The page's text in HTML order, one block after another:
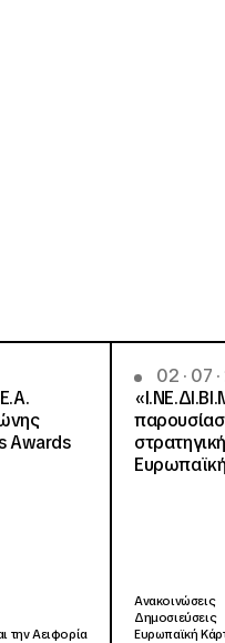
Awards
την Αειφορία
02 · 07
Ανακοινώσεις
Δημοσιεύσεις
Ευρωπαϊκή